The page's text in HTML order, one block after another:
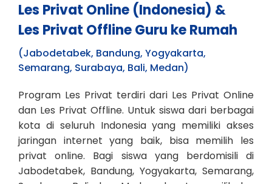
Les Privat Online (Indonesia) &
Les Privat Offline Guru ke Rumah
(Jabodetabek, Bandung, Yogyakarta,
Semarang, Surabaya, Bali, Medan)
Program Les Privat terdiri dari Les Privat Online
dan Les Privat Offline. Untuk siswa dari berbagai
kota di seluruh Indonesia yang memiliki akses
jaringan internet yang baik, bisa memilih les
privat online. Bagi siswa yang berdomisili di
Jabodetabek, Bandung, Yogyakarta, Semarang,